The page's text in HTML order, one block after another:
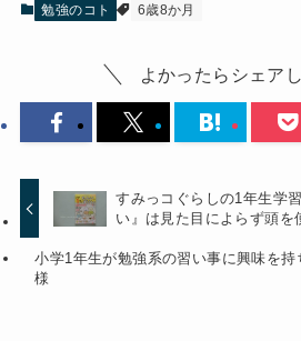
勉強のコト 6歳8か月
よかったらシェア
すみっコぐらしの1年生学
い』は見た目によらず頭を
小学1年生が勉強系の習い事に興味を持
様